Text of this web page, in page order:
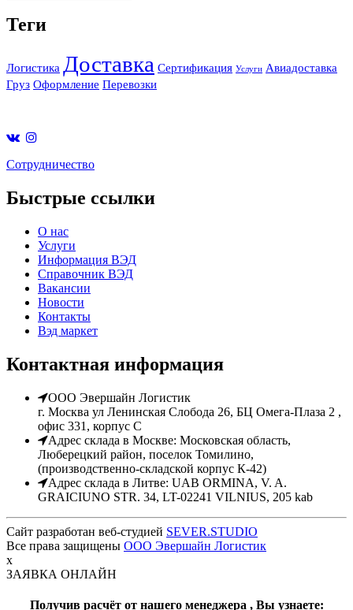
Теги
Логистика Доставка Сертификация Услуги Авиадоставка
Груз Оформление Перевозки
Cотрудничество
Быстрые ссылки
О нас
Услуги
Информация ВЭД
Справочник ВЭД
Вакансии
Новости
Контакты
Вэд маркет
Контактная информация
ООО Эвершайн Логистик
г. Москва ул Ленинская Слобода 26, БЦ Омега-Плаза 2 ,
офис 331, корпус С
Адрес склада в Москве: Московская область,
Люберецкий район, поселок Томилино,
(производственно-складской корпус К-42)
Адрес склада в Литве: UAB ORMINA, V. A.
GRAICIUNO STR. 34, LT-02241 VILNIUS, 205 kab
Сайт разработан веб-студией SEVER.STUDIO
Все права защищены ООО Эвершайн Логистик
x
ЗАЯВКА ОНЛАЙН
Получив расчёт от нашего менеджера , Вы узнаете: